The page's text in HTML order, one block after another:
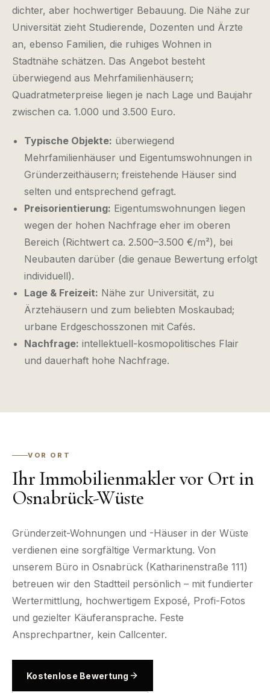
dichter, aber hochwertiger Bebauung. Die Nähe zur
Universität zieht Studierende, Dozenten und Ärzte
an, ebenso Familien, die ruhiges Wohnen in
Stadtnähe schätzen. Das Angebot besteht
überwiegend aus Mehrfamilienhäusern;
Quadratmeterpreise liegen je nach Lage und Baujahr
zwischen ca. 1.000 und 3.500 Euro.
Typische Objekte: überwiegend
Mehrfamilienhäuser und Eigentumswohnungen in
Gründerzeithäusern; freistehende Häuser sind
selten und entsprechend gefragt.
Preisorientierung: Eigentumswohnungen liegen
wegen der hohen Nachfrage eher im oberen
Bereich (Richtwert ca. 2.500–3.500 €/m²), bei
Neubauten darüber (die genaue Bewertung erfolgt
individuell).
Lage & Freizeit: Nähe zur Universität, zu
Ärztehäusern und zum beliebten Moskaubad;
urbane Erdgeschosszonen mit Cafés.
Nachfrage: intellektuell-kosmopolitisches Flair
und dauerhaft hohe Nachfrage.
VOR ORT
Ihr Immobilienmakler vor Ort in
Osnabrück-Wüste
Gründerzeit-Wohnungen und -Häuser in der Wüste
verdienen eine sorgfältige Vermarktung. Von
unserem Büro in Osnabrück (Katharinenstraße 111)
betreuen wir den Stadtteil persönlich – mit fundierter
Wertermittlung, hochwertigem Exposé, Profi-Fotos
und gezielter Käuferansprache. Feste
Ansprechpartner, kein Callcenter.
Kostenlose Bewertung